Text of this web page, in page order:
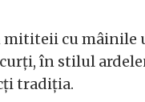
mititeii cu mâinile
în stilul
tradiția.